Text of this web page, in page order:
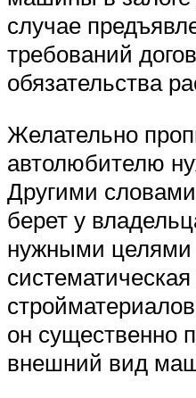
случае
требований
обязательства
Желательно
автолюбителю
Другими
берет у
нужными целями
он существенно
внешний вид